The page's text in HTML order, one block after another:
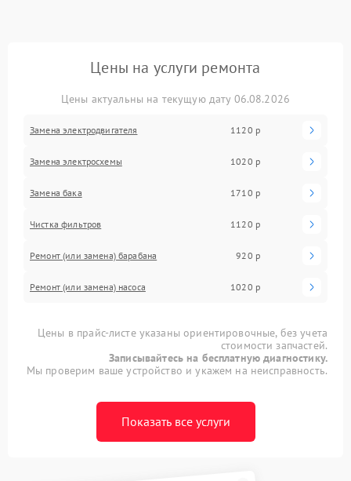
Цены на услуги ремонта
Цены актуальны на текущую дату 06.08.2026
Замена электродвигателя 1120 р
Замена электросхемы 1020 р
Замена бака 1710 р
Чистка фильтров 1120 р
Ремонт (или замена) барабана 920 р
Ремонт (или замена) насоса 1020 р
Цены в прайс-листе указаны ориентировочные, без учета
стоимости запчастей.
Записывайтесь на бесплатную диагностику.
Мы проверим ваше устройство и укажем на неисправность.
Показать все услуги